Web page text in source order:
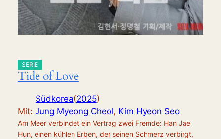
SERIE
Tide of Love
Südkorea(2025)
Mit: Jung Myeong Cheol, Kim Hyeon Seo
Am Meer verbindet ein Vertrag zwei Fremde: Han Jae
Hun, einen kühlen Erben, der seinen Schmerz verbirgt,